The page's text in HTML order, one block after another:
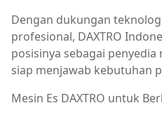
Dengan dukungan
profesional, DAXTRO
posisinya sebagai
siap menjawab kebutuhan
Mesin Es DAXTRO untuk